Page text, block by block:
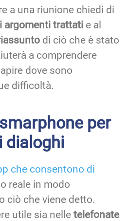
a una riunione chiedi di
argomenti trattati e al
di ciò che è stato
a comprendere
dove sono
difficoltà.
per
dialoghi
che consentono di
reale in modo
ciò che viene detto.
utile sia nelle telefonate